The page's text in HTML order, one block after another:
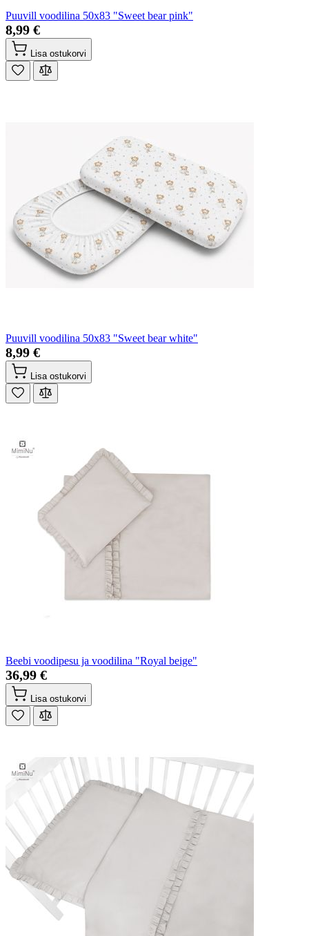
Puuvill voodilina 50x83 "Sweet bear pink"
8,99 €
Lisa ostukorvi
Puuvill voodilina 50x83 "Sweet bear white"
8,99 €
Lisa ostukorvi
Beebi voodipesu ja voodilina "Royal beige"
36,99 €
Lisa ostukorvi